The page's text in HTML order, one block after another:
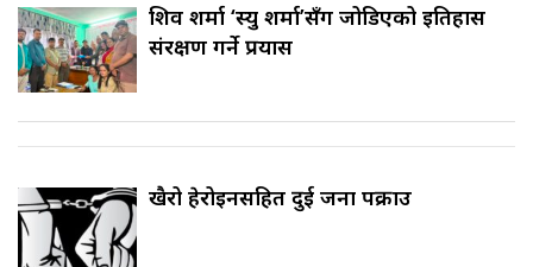
शिव शर्मा ‘स्यु शर्मा’सँग जोडिएको इतिहास
संरक्षण गर्ने प्रयास
खैरो हेरोइनसहित दुई जना पक्राउ